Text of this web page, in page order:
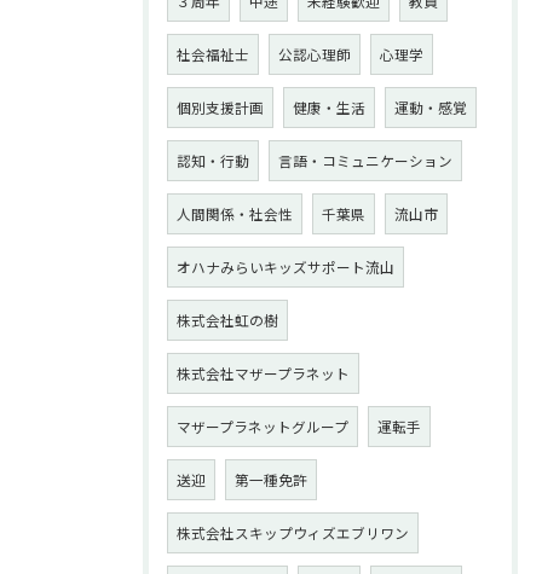
社会福祉士 公認心理師 心理学
個別支援計画 健康・生活 運動・感覚
認知・行動 言語・コミュニケーション
人間関係・社会性 千葉県 流山市
オハナみらいキッズサポート流山
株式会社虹の樹
株式会社マザープラネット
マザープラネットグループ 運転手
送迎 第一種免許
株式会社スキップウィズエブリワン